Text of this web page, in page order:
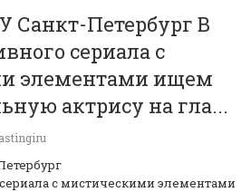
Петербург В
сериала с
элементами ищем
актрису на гла...
с мистическими элементами